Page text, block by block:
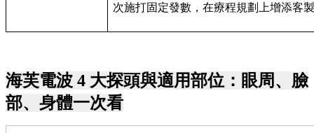
次施打固定發數，在療程規劃上增添客
海芙電波 4 大探頭與適用部位：眼周、臉
部、身體一次看